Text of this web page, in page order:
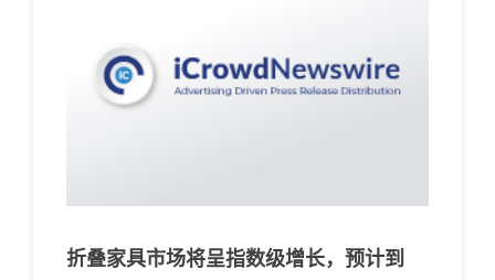
折叠家具市场将呈指数级增长，预计到